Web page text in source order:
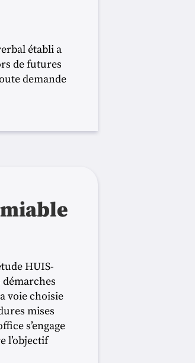
établi a
de futures
demande
HUIS-
démarches
voie choisie
mises
s’engage
l’objectif